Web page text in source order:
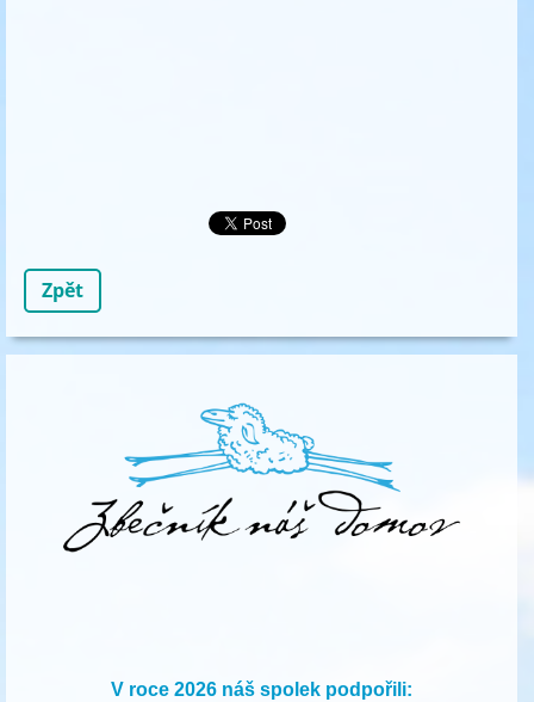
Zpět
V roce 2026 náš spolek podpořili: